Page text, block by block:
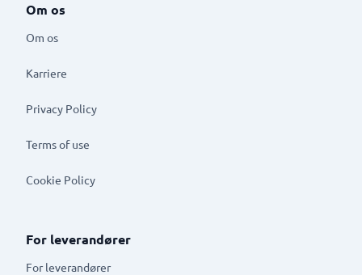
Om os
Om os
Karriere
Privacy Policy
Terms of use
Cookie Policy
For leverandører
For leverandører